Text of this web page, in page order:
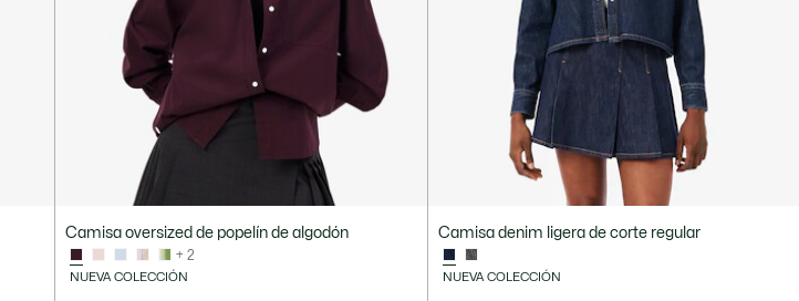
Camisa oversized de popelín de algodón
+ 2
NUEVA COLECCIÓN
Camisa denim ligera de corte regular
NUEVA COLECCIÓN